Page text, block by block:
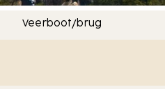
Veerboot/brug